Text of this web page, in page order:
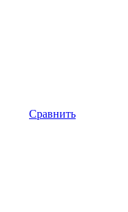
Сравнить